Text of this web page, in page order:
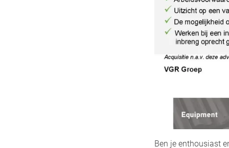
Ben je enthousiast